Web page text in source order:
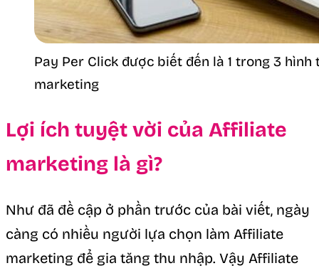
Pay Per Click được biết đến là 1 trong 3
marketing
Lợi ích tuyệt vời của Affiliate
marketing là gì?
Như đã đề cập ở phần trước của bài viết, ngày
càng có nhiều người lựa chọn làm Affiliate
marketing để gia tăng thu nhập. Vậy Affiliate